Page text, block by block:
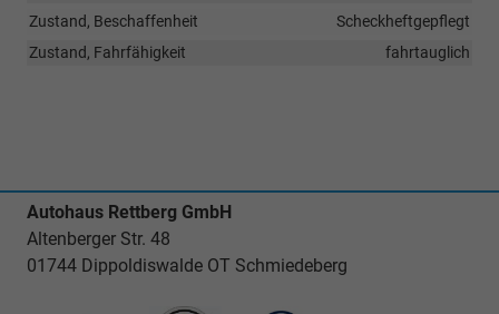
Zustand, Beschaffenheit
Scheckheftgepflegt
Zustand, Fahrfähigkeit
fahrtauglich
Autohaus Rettberg GmbH
Altenberger Str. 48
01744 Dippoldiswalde OT Schmiedeberg